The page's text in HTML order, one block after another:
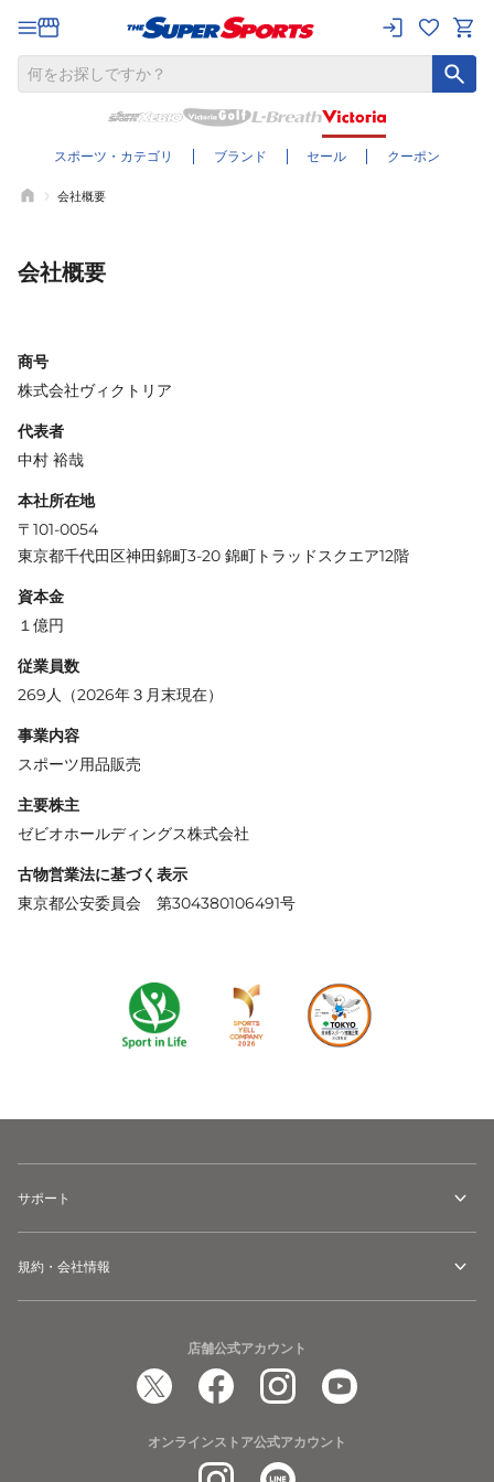
スポーツ・カテゴリ ブランド セール クーポン
会社概要
会社概要
商号
株式会社ヴィクトリア
代表者
中村 裕哉
本社所在地
〒101-0054
東京都千代田区神田錦町3-20 錦町トラッドスクエア12階
資本金
１億円
従業員数
269人（2026年３月末現在）
事業内容
スポーツ用品販売
主要株主
ゼビオホールディングス株式会社
古物営業法に基づく表示
東京都公安委員会 第304380106491号
サポート
規約・会社情報
店舗公式アカウント
オンラインストア公式アカウント